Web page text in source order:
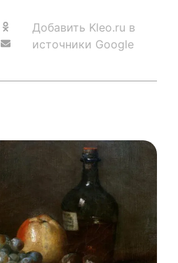
Добавить Kleo.ru в
источники Google